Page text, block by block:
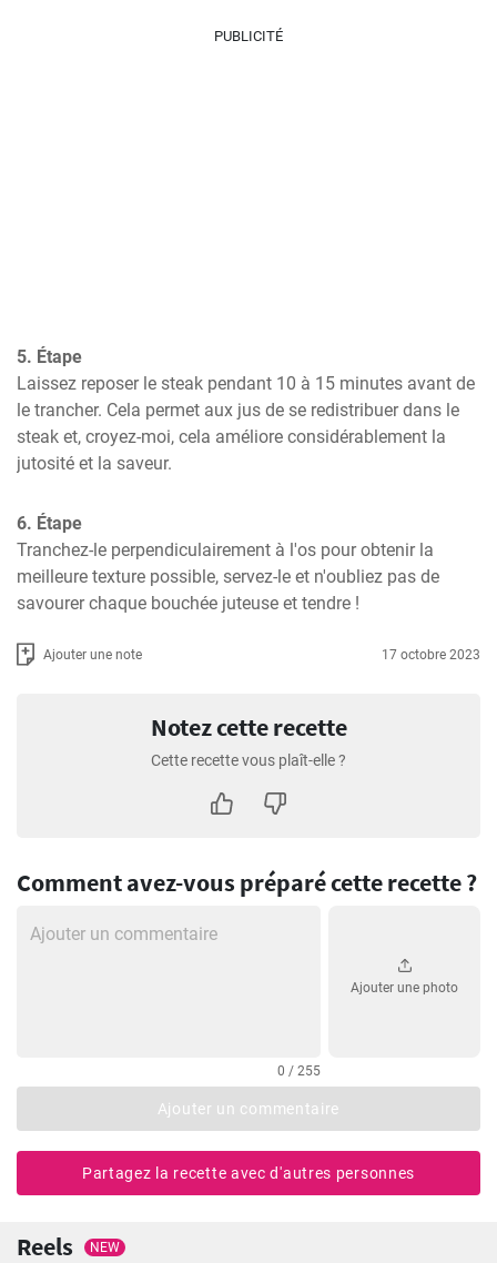
PUBLICITÉ
5. Étape
Laissez reposer le steak pendant 10 à 15 minutes avant de
le trancher. Cela permet aux jus de se redistribuer dans le
steak et, croyez-moi, cela améliore considérablement la
jutosité et la saveur.
6. Étape
Tranchez-le perpendiculairement à l'os pour obtenir la
meilleure texture possible, servez-le et n'oubliez pas de
savourer chaque bouchée juteuse et tendre !
Ajouter une note 17 octobre 2023
Notez cette recette
Cette recette vous plaît-elle ?
Comment avez-vous préparé cette recette ?
0 / 255
Ajouter une photo
Ajouter un commentaire
Partagez la recette avec d'autres personnes
Reels NEW